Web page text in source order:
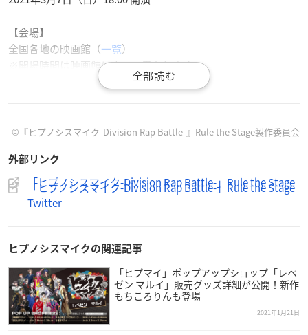
【会場】
全国各地の映画館（一覧）
※開場時間は映画館によって異なります。
※大阪府では条例により16歳未満の方は、終了時間が19時を過
【料金】
※3歳以上有料／3歳未満で座席が必要な場合は有料
【チケット】
・プレリクエスト（抽選）
2021年1月22日(金)18:00 ～ 1月24日(日)23:59
購入：ローソンチケット
・一般発売（先着順）
©『ヒプノシスマイク-Division Rap Battle-』Rule the Stage製作委員会
外部リンク
「ヒプノシスマイク-Division Rap Battle-」Rule the Stage
「ヒプノシスマイク-Division Rap Battle-」Rule the Stage
Twitter
ヒプノシスマイクの関連記事
「ヒプマイ」ポップアップショップ「レペ
ゼン マルイ」販売グッズ詳細が公開！新作
もちころりんも登場
2021年1月21日